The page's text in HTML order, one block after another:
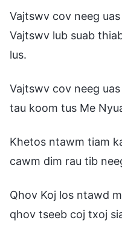
Vajtswv cov neeg
Vajtswv lub suab
lus.
Vajtswv cov neeg
tau koom tus Me
Khetos ntawm tiam
cawm dim rau tib
Qhov Koj los ntawd
qhov tseeb coj txoj